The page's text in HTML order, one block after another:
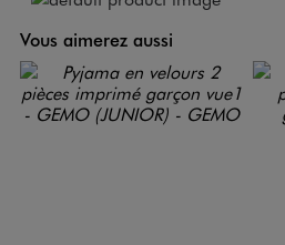
Vous aimerez aussi